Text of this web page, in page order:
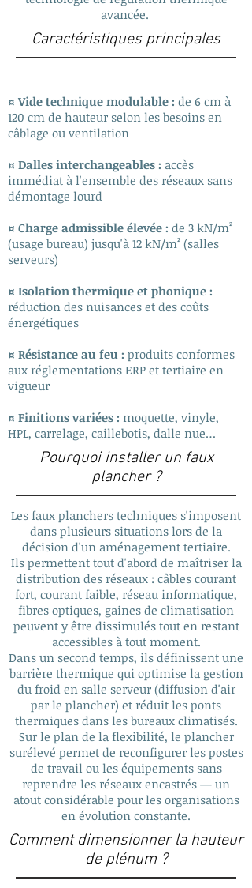
avancée.
Caractéristiques principales
¤ Vide technique modulable : de 6 cm à
120 cm de hauteur selon les besoins en
câblage ou ventilation
¤ Dalles interchangeables : accès
immédiat à l'ensemble des réseaux sans
démontage lourd
¤ Charge admissible élevée : de 3 kN/m²
(usage bureau) jusqu'à 12 kN/m² (salles
serveurs)
¤ Isolation thermique et phonique :
réduction des nuisances et des coûts
énergétiques
¤ Résistance au feu : produits conformes
aux réglementations ERP et tertiaire en
vigueur
¤ Finitions variées : moquette, vinyle,
HPL, carrelage, caillebotis, dalle nue…
Pourquoi installer un faux
plancher ?
Les faux planchers techniques s'imposent
dans plusieurs situations lors de la
décision d'un aménagement tertiaire.
Ils permettent tout d'abord de maîtriser la
distribution des réseaux : câbles courant
fort, courant faible, réseau informatique,
fibres optiques, gaines de climatisation
peuvent y être dissimulés tout en restant
accessibles à tout moment.
Dans un second temps, ils définissent une
barrière thermique qui optimise la gestion
du froid en salle serveur (diffusion d'air
par le plancher) et réduit les ponts
thermiques dans les bureaux climatisés.
Sur le plan de la flexibilité, le plancher
surélevé permet de reconfigurer les postes
de travail ou les équipements sans
reprendre les réseaux encastrés — un
atout considérable pour les organisations
en évolution constante.
Comment dimensionner la hauteur
de plénum ?